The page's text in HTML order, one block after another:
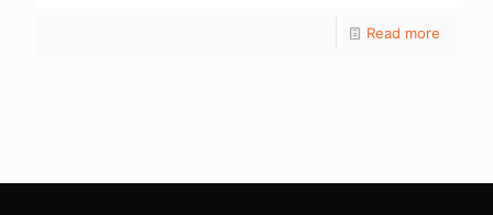
Read more